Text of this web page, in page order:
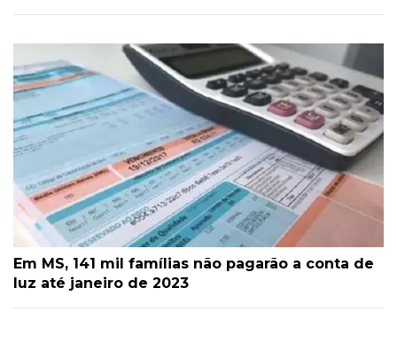
Em MS, 141 mil famílias não pagarão a conta de
luz até janeiro de 2023